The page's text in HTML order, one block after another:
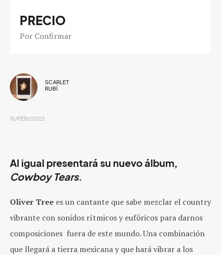
PRECIO
Por Confirmar
SCARLET
RUBÍ
15/FEB/2022
Al igual presentará su nuevo álbum,
Cowboy Tears.
Oliver Tree es un cantante que sabe mezclar el country
vibrante con sonidos rítmicos y eufóricos para darnos
composiciones fuera de este mundo. Una combinación
que llegará a tierra mexicana y que hará vibrar a los